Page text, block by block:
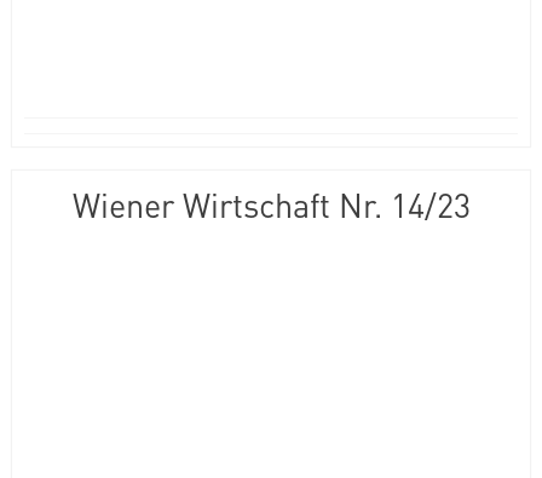
Wiener Wirtschaft Nr. 14/23